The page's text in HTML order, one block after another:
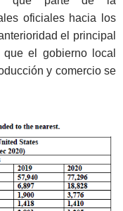
oficiales hacia los
el principal
el gobierno local
y comercio se